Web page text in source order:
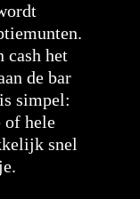
cash het
de bar
simpel:
of hele
snel